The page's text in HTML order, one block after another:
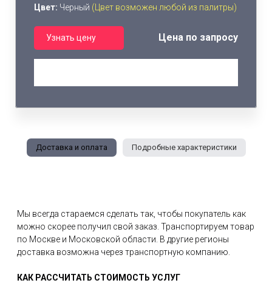
Цвет: Черный (Цвет возможен любой из палитры)
Узнать цену Цена по запросу
Доставка и оплата Подробные характеристики
Мы всегда стараемся сделать так, чтобы покупатель как
можно скорее получил свой заказ. Транспортируем товар
по Москве и Московской области. В другие регионы
доставка возможна через транспортную компанию.
КАК РАССЧИТАТЬ СТОИМОСТЬ УСЛУГ